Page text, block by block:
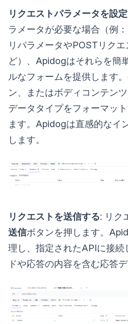
リクエストパラメータを設
ラメータが必要な場合（例
リパラメータやPOSTリク
ど）、Apidogはそれらを簡
ルなフォームを提供します
ン、またはボディコンテン
データタイプをフォーマッ
ます。Apidogは直感的なイ
します。
リクエストを送信する: リク
送信ボタンを押します。
理し、指定されたAPIに接続
ドや応答の内容を含む応答